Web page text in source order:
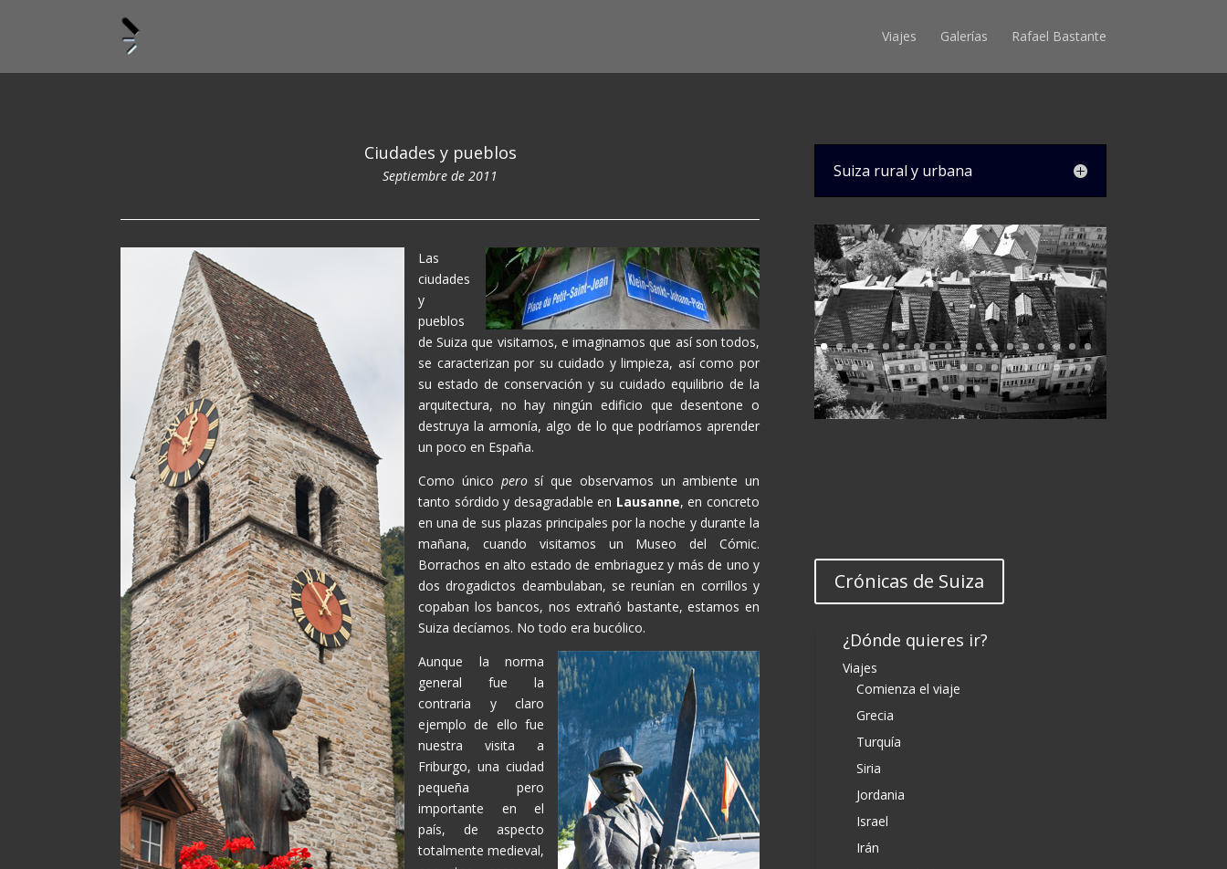
Viajes Galerías Rafael Bastante
Ciudades y pueblos
Septiembre de 2011
Las
ciudades
y
pueblos
de Suiza que visitamos, e imaginamos que así son todos,
se caracterizan por su cuidado y limpieza, así como por
su estado de conservación y su cuidado equilibrio de la
arquitectura, no hay ningún edificio que desentone o
destruya la armonía, algo de lo que podríamos aprender
un poco en España.
Como único pero sí que observamos un ambiente un
tanto sórdido y desagradable en Lausanne, en concreto
en una de sus plazas principales por la noche y durante la
mañana, cuando visitamos un Museo del Cómic.
Borrachos en alto estado de embriaguez y más de uno y
dos drogadictos deambulaban, se reunían en corrillos y
copaban los bancos, nos extrañó bastante, estamos en
Suiza decíamos. No todo era bucólico.
Aunque la norma
general fue la
contraria y claro
ejemplo de ello fue
nuestra visita a
Friburgo, una ciudad
pequeña pero
importante en el
país, de aspecto
totalmente medieval,
Suiza rural y urbana
Crónicas de Suiza
¿Dónde quieres ir?
Viajes
Comienza el viaje
Grecia
Turquía
Siria
Jordania
Israel
Irán